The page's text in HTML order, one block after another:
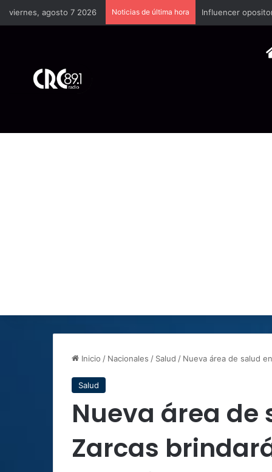
viernes, agosto 7 2026 Noticias de última hora Industria plástica
Inicio / Nacionales / Salud / Nueva área de salud
Salud
Nueva área de
Zarcas